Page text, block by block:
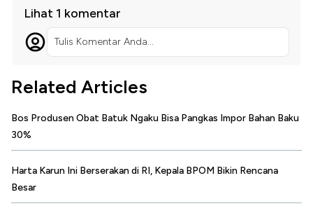
Lihat 1 komentar
Tulis Komentar Anda...
Related Articles
Bos Produsen Obat Batuk Ngaku Bisa Pangkas Impor Bahan Baku
30%
Harta Karun Ini Berserakan di RI, Kepala BPOM Bikin Rencana
Besar